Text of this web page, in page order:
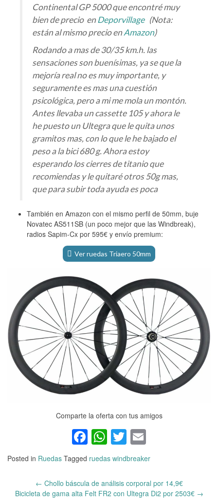
Continental GP 5000 que encontré muy
bien de precio en Deporvillage(Nota:
están al mismo precio enAmazon)
Rodando a mas de 30/35 km.h. las
sensaciones son buenísimas, ya se que la
mejoría real no es muy importante, y
seguramente es mas una cuestión
psicológica, pero a mi me mola un montón.
Antes llevaba un cassette 105 y ahora le
he puesto un Ultegra que le quita unos
gramitos mas, con lo que le he bajado el
peso a la bici 680 g. Ahora estoy
esperando los cierres de titanio que
recomiendas y le quitaré otros 50g mas,
que para subir toda ayuda es poca
También en Amazon con el mismo perfil de 50mm, buje
Novatec AS511SB (un poco mejor que las Windbreak),
radios Sapim-Cx por 595€ y envío premium:
Ver ruedas Triaero 50mm
Comparte la oferta con tus amigos
Facebook
WhatsApp
Twitter
Posted in Ruedas Tagged ruedas windbreaker
Post
← Chollo báscula de análisis corporal por 14,9€
Bicicleta de gama alta Felt FR2 con Ultegra Di2 por 2503€ →